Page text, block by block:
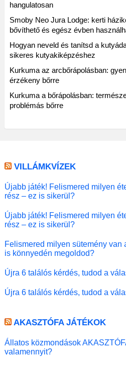
hangulatosan
Smoby Neo Jura Lodge: kerti
bővíthető és egész évben
Hogyan neveld és tanítsd a
sikeres kutyakiképzéshez
Kurkuma az arcbőrápolásban:
érzékeny bőrre
Kurkuma a bőrápolásban:
problémás bőrre
VILLÁMKVÍZEK
Újabb játék! Felismered milyen
rész – ez is sikerül?
Újabb játék! Felismered milyen
rész – ez is sikerül?
Felismered milyen sütemény van
is könnyedén megoldod?
Újra 6 találós kérdés, tudod a
Újra 6 találós kérdés, tudod a
AKASZTÓFA JÁTÉKOK
Állatos közmondások
valamennyit?